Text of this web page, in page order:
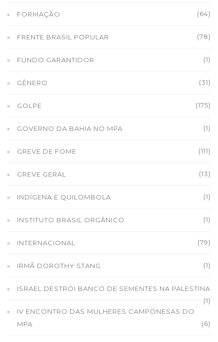
FORMAÇÃO (64)
FRENTE BRASIL POPULAR (78)
FUNDO GARANTIDOR (1)
GÊNERO (31)
GOLPE (175)
GOVERNO DA BAHIA NO MPA (1)
GREVE DE FOME (111)
GREVE GERAL (13)
INDÍGENA E QUILOMBOLA (1)
INSTITUTO BRASIL ORGÂNICO (1)
INTERNACIONAL (79)
IRMÃ DOROTHY STANG (1)
ISRAEL DESTRÓI BANCO DE SEMENTES NA PALESTINA
(1)
IV ENCONTRO DAS MULHERES CAMPONESAS DO
MPA
(6)